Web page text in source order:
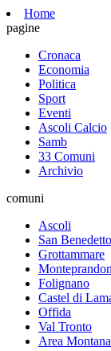
Home
pagine
Cronaca
Economia
Politica
Sport
Eventi
Ascoli Calcio
Samb
33 Comuni
Archivio
comuni
Ascoli
San Benedetto
Grottammare
Folignano
Castel di
Offida
Val Tronto
Area Montana